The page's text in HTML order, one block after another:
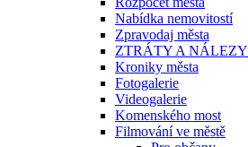
Nabídka nemovitostí
Zpravodaj města
ZTRÁTY A NÁLEZY
Kroniky města
Fotogalerie
Videogalerie
Komenského most
Filmování ve městě